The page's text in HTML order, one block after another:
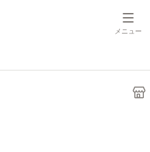
メニュー